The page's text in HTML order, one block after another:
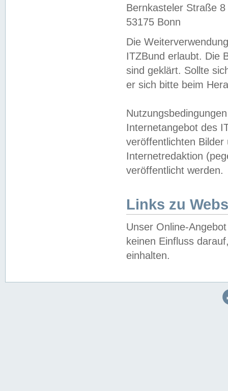
Bernkasteler Straße 8
53175 Bonn
Die
ITZBund erlaubt. Die
sind geklärt. Sollte
er sich bitte beim
Internetangebot des
veröffentlichten
Internetredaktion
veröffentlicht werden.
Links zu
Unser Online-
keinen Einfluss
einhalten.